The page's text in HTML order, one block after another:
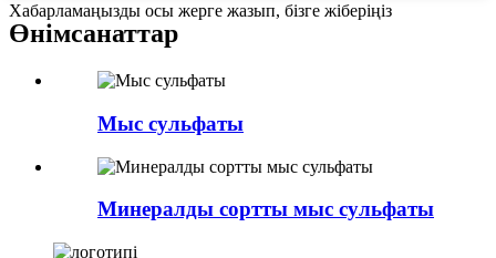
Хабарламаңызды осы жерге жазып, бізге жіберіңіз
Өнімсанаттар
Мыс сульфаты
Минералды сортты мыс сульфаты